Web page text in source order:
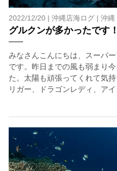
2022/12/20 | 沖縄店海ログ| 沖縄
グルクンが多かったです！
みなさんこんにちは、スーパ
です。昨日までの風も弱まり
た。太陽も頑張ってくれて気
リガー、ドラゴンレディ、ア
のない方、また船酔いしや
分な対策をお願いいたしま
6.参加条件
ツアー中に、スノーケリン
が本ツアーに参加できるレ
た場合には、参加をお断り
ダイビングの経験が浅い
案内となる場合があります
7.器材やスーツのレンタル
ホエールスイム参加時に使
ルをご希望の方は、事前に